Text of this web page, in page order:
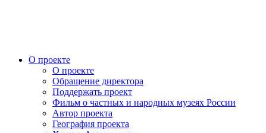
О проекте
О проекте
Обращение директора
Поддержать проект
Фильм о частных и народных музеях России
Автор проекта
География проекта